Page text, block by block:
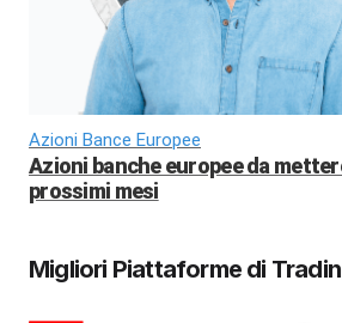
Azioni Bance Europee
Azioni banche europee da
prossimi mesi
Migliori Piattaforme di